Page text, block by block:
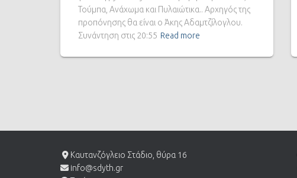
Τούμπα, Ανάχωμα και Πυλαιώτικα.. Αρχηγός της
προπόνησης θα είναι ο Άκης Αδαμτζίλογλου.
Συνάντηση στις 20:55 Read more
Καυτανζόγλειο Στάδιο, θύρα 16
info@sdyth.gr